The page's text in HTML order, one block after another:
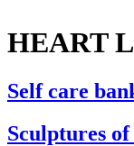
HEART
Self care
Sculptures